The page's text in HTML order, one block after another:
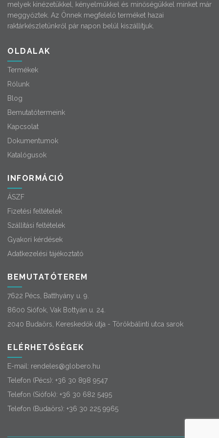
melyek kinézetükkel, kényelmükkel és minőségükkel minket már
meggyőztek. Az Önnek megfelelő terméket hazai
raktárkészletünkről pár napon belül kiszállítjuk.
OLDALAK
Termékek
Rólunk
Blog
Bemutatótermeink
Kapcsolat
Dokumentumok
Katalógusok
INFORMÁCIÓ
ÁSZF
Fizetési feltételek
Szállítási feltételek
Gyakori kérdések
Adatkezelési tájékoztató
BEMUTATÓTEREM
7622 Pécs, Batthyány u. 9.
8600 Siófok, Vak Bottyán u. 24.
2040 Budaörs, Kereskedők útja - Törökbálinti utca sarok
ELÉRHETŐSÉGEK
E-mail: rendeles@globero.hu
Telefon (Pécs): +36 30 898 9547
Telefon (Siófok): +36 30 682 5495
Telefon (Budaörs): +36 30 225 9965